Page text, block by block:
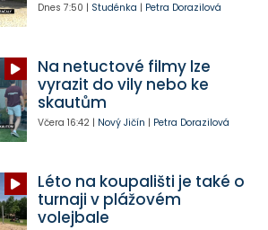
Dnes 7:50 | Studénka | Petra Dorazilová
Na netuctové filmy lze
vyrazit do vily nebo ke
skautům
Včera 16:42| Nový Jičín | Petra Dorazilová
Léto na koupališti je také o
turnaji v plážovém
volejbale